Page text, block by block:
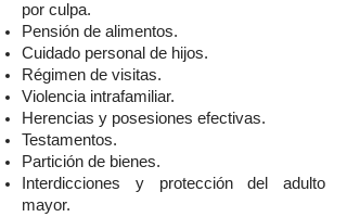
por culpa.
Pensión de alimentos.
Cuidado personal de hijos.
Régimen de visitas.
Violencia intrafamiliar.
Herencias y posesiones efectivas.
Testamentos.
Partición de bienes.
Interdicciones y protección del adulto
mayor.